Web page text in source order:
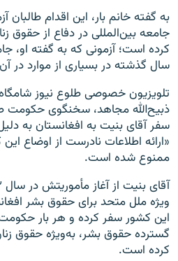
به گفته خانم بار، این اقدام طالبان
جامعه بین‌المللی در دفاع از حقوق
کرده است؛ آزمونی که به گفته او،
سال گذشته در بسیاری از موارد در
تلویزیون خصوصی طلوع نیوز
ذبیح‌الله مجاهد، سخنگوی حکومت
سفر آقای بنیت به افغانستان به
«ارائه اطلاعات نادرست از اوضاع
ممنوع شده است.
ویژه ملل متحد برای حقوق بشر
این کشور سفر کرده و هر بار
گسترده حقوق بشر، به‌ویژه حقوق
کرده است.